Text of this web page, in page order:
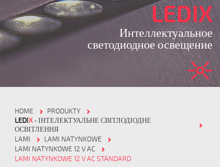
LEDIX
Интеллектуальное
светодиодное освещение
HOME
PRODUKTY
LEDIX- ІНТЕЛЕКТУАЛЬНЕ СВІТЛОДІОДНЕ
ОСВІТЛЕННЯ
LAMI
LAMI NATYNKOWE
LAMI NATYNKOWE 12 V AC
LAMI NATYNKOWE 12 V AC STANDARD